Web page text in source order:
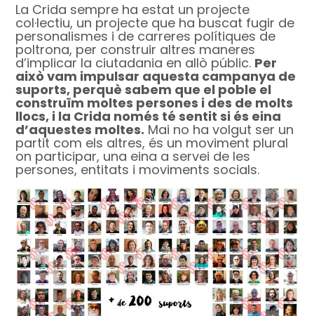
La Crida sempre ha estat un projecte
col·lectiu, un projecte que ha buscat fugir de
personalismes i de carreres polítiques de
poltrona, per construir altres maneres
d’implicar la ciutadania en allò públic. Per
això vam impulsar aquesta campanya de
suports, perquè sabem que el poble el
construïm moltes persones i des de molts
llocs, i la Crida només té sentit si és eina
d’aquestes moltes. Mai no ha volgut ser un
partit com els altres, és un moviment plural
on participar, una eina a servei de les
persones, entitats i moviments socials.